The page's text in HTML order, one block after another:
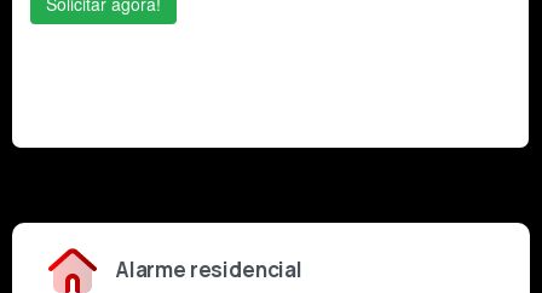
Alarme residencial